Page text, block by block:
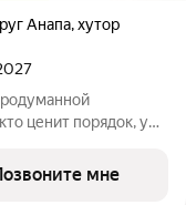
Анапа,хутор
их подмне